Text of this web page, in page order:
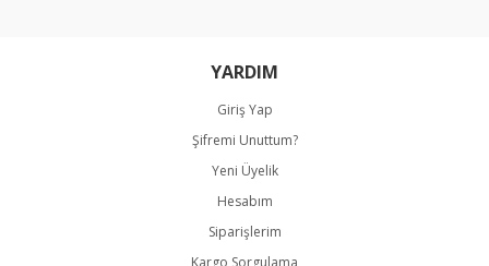
Bu ürüne benzer farklı alternatifler olmalı.
Gönder
YARDIM
Giriş Yap
Şifremi Unuttum?
Yeni Üyelik
Hesabım
Siparişlerim